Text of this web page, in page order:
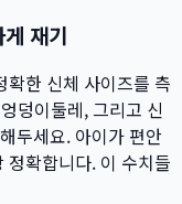
재기
확한 신체 사이즈를 측
덩이둘레, 그리고 신
두세요. 아이가 편안
정확합니다. 이 수치들